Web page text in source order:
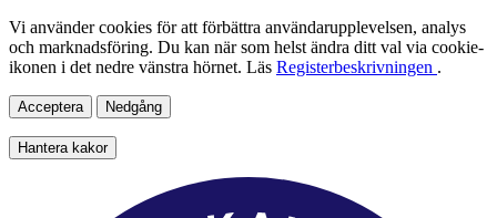
Vi använder cookies för att förbättra användarupplevelsen, analys
och marknadsföring. Du kan när som helst ändra ditt val via cookie-
ikonen i det nedre vänstra hörnet. Läs Registerbeskrivningen .
Acceptera Nedgång
Hantera kakor